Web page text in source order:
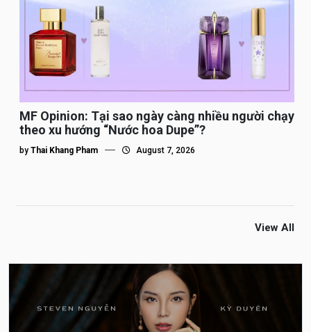
MF Opinion: Tại sao ngày càng nhiều người chạy
theo xu hướng “Nước hoa Dupe”?
by Thai Khang Pham August 7, 2026
View All